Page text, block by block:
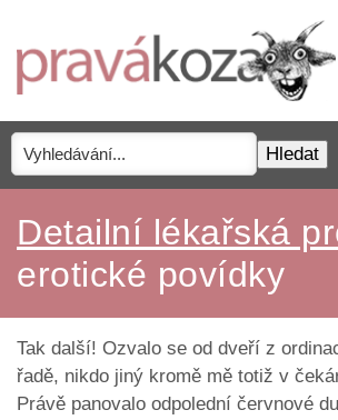
Detailní lékařská
erotické povídky
Tak další! Ozvalo se od dveří z
řadě, nikdo jiný kromě mě totiž v
Právě panovalo odpolední červnové